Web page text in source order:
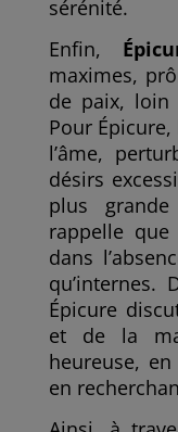
sérénité.
Enfin,
maximes,
de paix, loin
Pour
l’âme,
désirs
plus
rappelle
dans
qu’internes.
Épicure
et de la
heureuse,
en